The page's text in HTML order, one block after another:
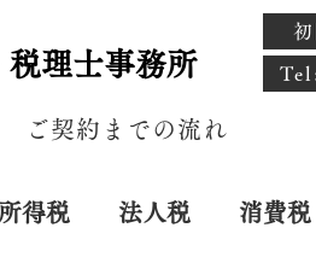
税理士事務所
ご契約までの流れ
所得税 法人税 消費税